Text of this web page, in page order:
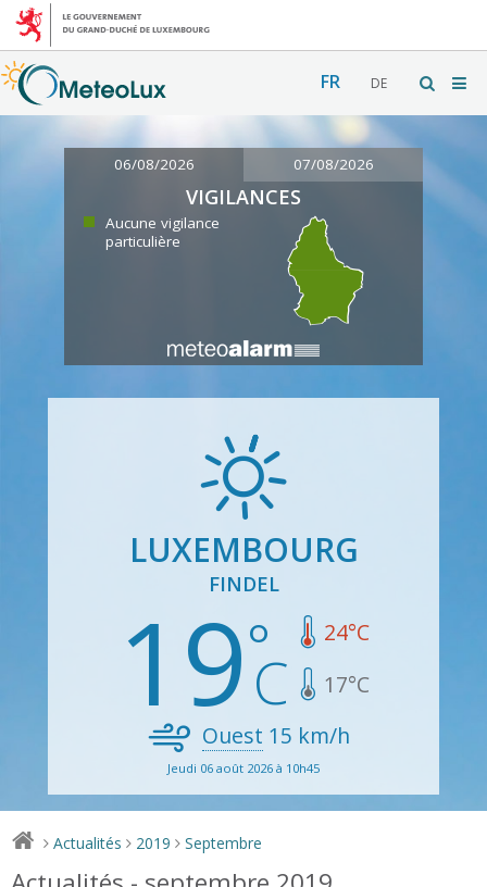
FR DE
06/08/2026 07/08/2026
VIGILANCES
Aucune vigilance
particulière
LUXEMBOURG
FINDEL
19 24°C
17°C
Ouest 15 km/h
Jeudi 06 août 2026 à 10h45
> Actualités > 2019 > Septembre